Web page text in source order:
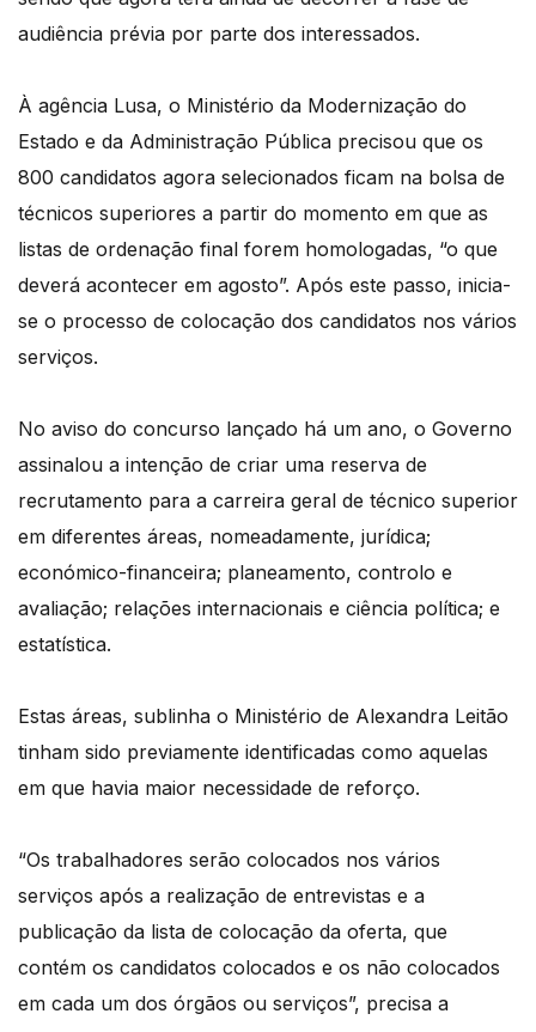
audiência prévia por parte dos interessados.
À agência Lusa, o Ministério da Modernização do
Estado e da Administração Pública precisou que os
800 candidatos agora selecionados ficam na bolsa de
técnicos superiores a partir do momento em que as
listas de ordenação final forem homologadas, “o que
deverá acontecer em agosto”. Após este passo, inicia-
se o processo de colocação dos candidatos nos vários
serviços.
No aviso do concurso lançado há um ano, o Governo
assinalou a intenção de criar uma reserva de
recrutamento para a carreira geral de técnico superior
em diferentes áreas, nomeadamente, jurídica;
económico-financeira; planeamento, controlo e
avaliação; relações internacionais e ciência política; e
estatística.
Estas áreas, sublinha o Ministério de Alexandra Leitão
tinham sido previamente identificadas como aquelas
em que havia maior necessidade de reforço.
“Os trabalhadores serão colocados nos vários
serviços após a realização de entrevistas e a
publicação da lista de colocação da oferta, que
contém os candidatos colocados e os não colocados
em cada um dos órgãos ou serviços”, precisa a